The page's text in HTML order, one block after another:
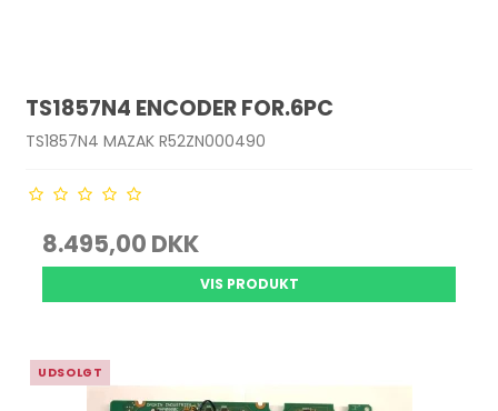
TS1857N4 ENCODER FOR.6PC
TS1857N4 MAZAK R52ZN000490
8.495,00 DKK
VIS PRODUKT
UDSOLGT